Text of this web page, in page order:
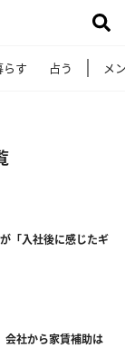
らす 占う メ
「入社後に感じたギ
社から家賃補助は